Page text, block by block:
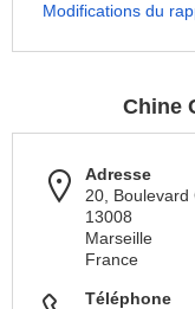
Modifications du
Chine
Adresse
20, Boulevard
13008
Marseille
France
Téléphone